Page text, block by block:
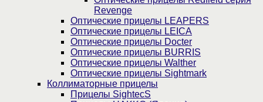
Revenge
Оптические прицелы LEAPERS
Оптические прицелы LEICA
Оптические прицелы Docter
Оптические прицелы BURRIS
Оптические прицелы Walther
Оптические прицелы Sightmark
Коллиматорные прицелы
Прицелы SightecS